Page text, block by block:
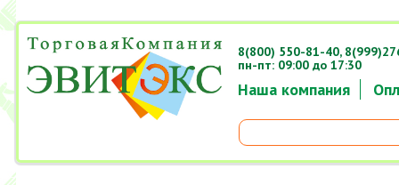
Наша компания
8(800) 550-81-40,
пн-пт: 09:00 до 17:30